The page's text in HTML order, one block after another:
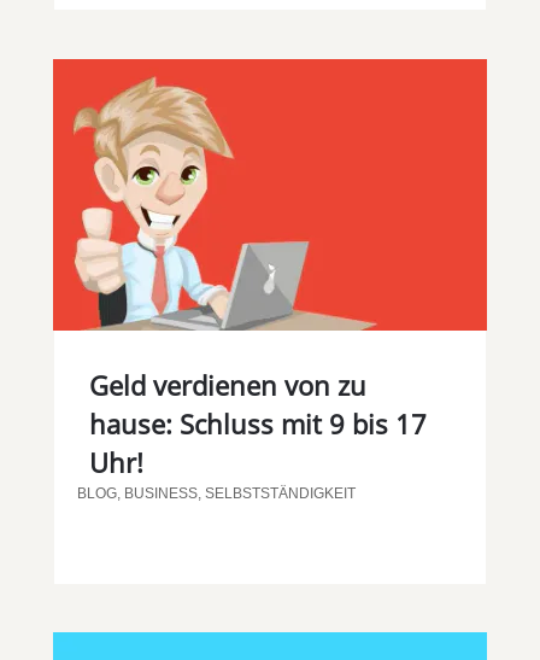
Geld verdienen von zu
hause: Schluss mit 9 bis 17
Uhr!
BLOG, BUSINESS, SELBSTSTÄNDIGKEIT